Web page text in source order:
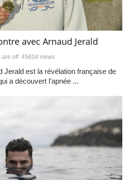
avec Arnaud Jerald
are off 45634 views
Jerald est la révélation française de
a découvert l’apnée ...